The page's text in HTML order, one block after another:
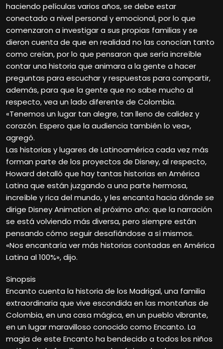
haciendo películas varios años, se debe estar
conectado a nivel personal y emocional, por lo que
comenzaron a investigar a sus propias familias y se
dieron cuenta de que en realidad no las conocían tanto
como creían, por lo que pensaron que sería increíble
contar una historia que animara a la gente a hacer
preguntas para escuchar y respuestas para compartir,
además, para que la gente que no sabe mucho al
respecto, vea un lado diferente de Colombia.
«Tenemos un lugar tan alegre, tan lleno de calidez y
corazón. Espero que la audiencia también lo vea»,
agregó.
Las historias y lugares de Latinoamérica cada vez más
forman parte de los proyectos de Disney, al respecto,
Howard detalló que hay tantas historias en América
Latina que están juzgando a una parte hermosa,
increíble y rica del mundo, y les encanta hacia dónde se
dirige Disney Animation el próximo año: que la narración
se está volviendo más diversa, pero siempre están
pensando cómo seguir desafiándose a sí mismos.
«Nos encantaría ver más historias contadas en América
Latina al 100%», dijo.
Sinopsis
Encanto cuenta la historia de los Madrigal, una familia
extraordinaria que vive escondida en las montañas de
Colombia, en una casa mágica, en un pueblo vibrante,
en un lugar maravilloso conocido como Encanto. La
magia de este Encanto ha bendecido a todos los niños